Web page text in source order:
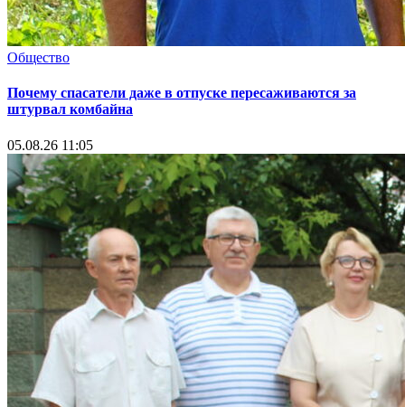
Общество
Почему спасатели даже в отпуске пересаживаются за
штурвал комбайна
05.08.26 11:05